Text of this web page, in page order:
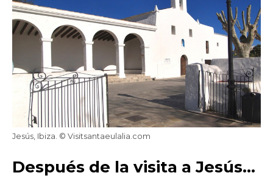
Jesús, Ibiza. © Visitsantaeulalia.com
Después de la visita a Jesús…
20:00 20:30 21:00 21:30
22:00 22:30 23:00 23:30
Edad:
Promo code: